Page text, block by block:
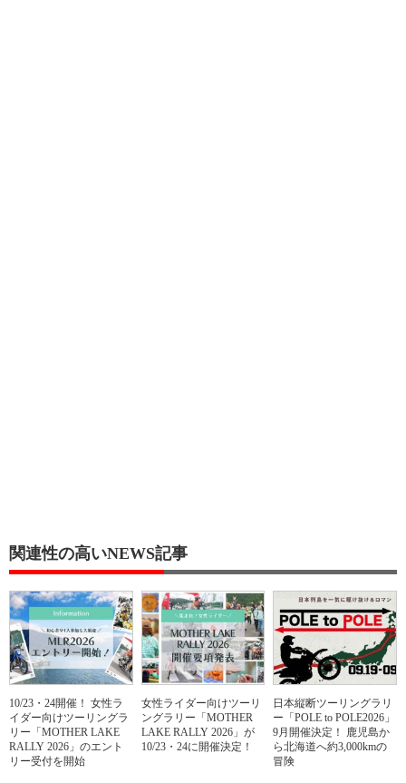
関連性の高いNEWS記事
10/23・24開催！ 女性ラ
イダー向けツーリングラ
リー「MOTHER LAKE
RALLY 2026」のエント
リー受付を開始
女性ライダー向けツーリ
ングラリー「MOTHER
LAKE RALLY 2026」が
10/23・24に開催決定！
日本縦断ツーリングラリ
ー「POLE to POLE2026」
9月開催決定！ 鹿児島か
ら北海道へ約3,000kmの
冒険